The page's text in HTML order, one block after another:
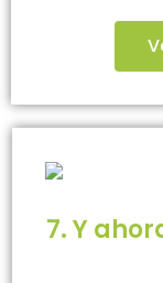
7. Y